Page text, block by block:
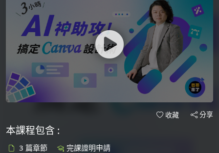
窩課推薦給您
收藏 分享
本課程包含 :
3 篇章節 完課證明申請